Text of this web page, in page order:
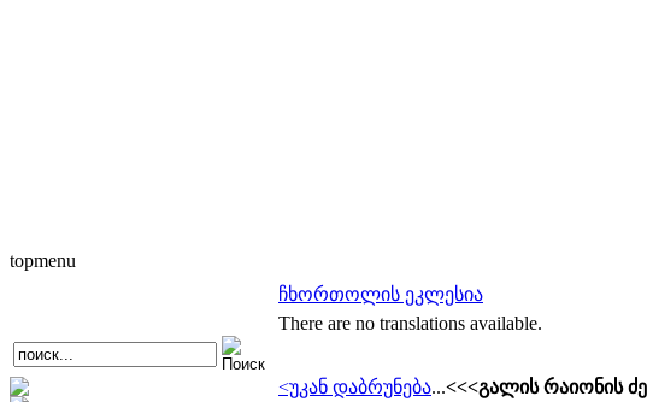
topmenu
ჩხორთოლის ეკლესია
There are no translations available.
<უკან დაბრუნება...<<<გალის რაიონის